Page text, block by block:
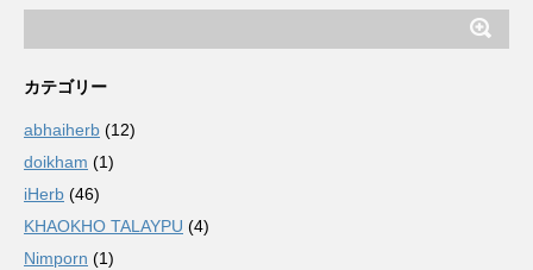
カテゴリー
abhaiherb (12)
doikham (1)
iHerb (46)
KHAOKHO TALAYPU (4)
Nimporn (1)